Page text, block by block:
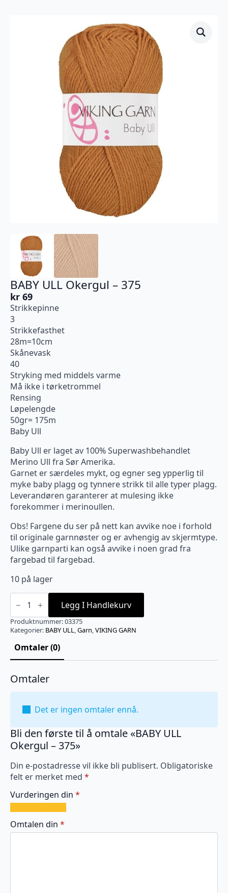
BABY ULL Okergul – 375
kr 69
Strikkepinne
3
Strikkefasthet
28m=10cm
Skånevask
40
Stryking med middels varme
Må ikke i tørketrommel
Rensing
Løpelengde
50gr= 175m
Baby Ull
Baby Ull er laget av 100% Superwashbehandlet
Merino Ull fra Sør Amerika.
Garnet er særdeles mykt, og egner seg ypperlig til
myke baby plagg og tynnere strikk til alle typer plagg.
Leverandøren garanterer at mulesing ikke
forekommer i merinoullen.
Obs! Fargene du ser på nett kan avvike noe i forhold
til originale garnnøster og er avhengig av skjermtype.
Ulike garnparti kan også avvike i noen grad fra
fargebad til fargebad.
10 på lager
BABY
ULL
-
375
antall
Legg I Handlekurv
Produktnummer:03375
Kategorier: BABY ULL,Garn,VIKING GARN
Omtaler (0)
Omtaler
Det er ingen omtaler ennå.
Bli den første til å omtale «BABY ULL
Okergul – 375»
Din e-postadresse vil ikke bli publisert. Obligatoriske
felt er merket med *
Vurderingen din *
av
5
av
5
av
5
av
5
av
5
Omtalen din *